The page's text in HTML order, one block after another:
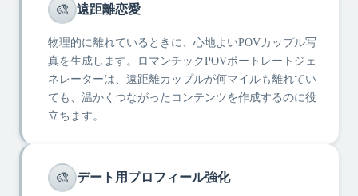
🎨 遠距離恋愛
物理的に離れているときに、心地よいPOVカップル写
真を生成します。ロマンチックPOVポートレートジェ
ネレーターは、遠距離カップルが何マイルも離れてい
ても、温かくつながったコンテンツを作成するのに役
立ちます。
🎨 デート用プロフィール強化